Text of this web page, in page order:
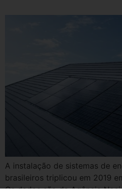
A instalação de sistemas de
brasileiros triplicou em 2019
Os dados são da Agência